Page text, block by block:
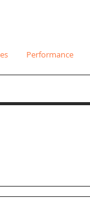
Performance